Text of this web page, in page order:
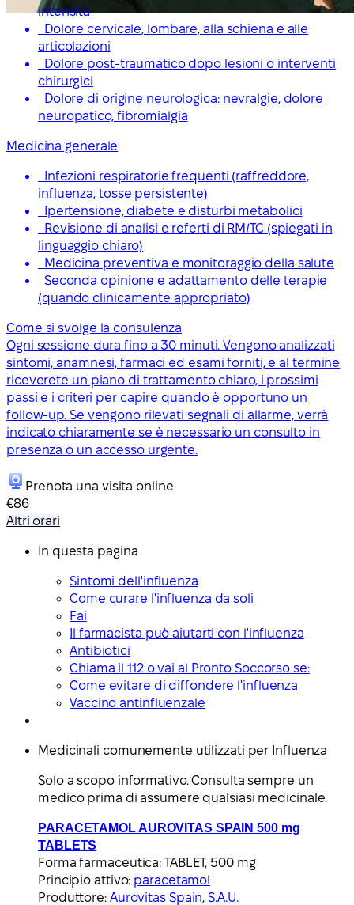
intensità
Dolore cervicale, lombare, alla schiena e alle
articolazioni
Dolore post-traumatico dopo lesioni o interventi
chirurgici
Dolore di origine neurologica: nevralgie, dolore
neuropatico, fibromialgia
Medicina generale
Infezioni respiratorie frequenti (raffreddore,
influenza, tosse persistente)
Ipertensione, diabete e disturbi metabolici
Revisione di analisi e referti di RM/TC (spiegati in
linguaggio chiaro)
Medicina preventiva e monitoraggio della salute
Seconda opinione e adattamento delle terapie
(quando clinicamente appropriato)
Come si svolge la consulenza
Ogni sessione dura fino a 30 minuti. Vengono analizzati
sintomi, anamnesi, farmaci ed esami forniti, e al termine
riceverete un piano di trattamento chiaro, i prossimi
passi e i criteri per capire quando è opportuno un
follow-up. Se vengono rilevati segnali di allarme, verrà
indicato chiaramente se è necessario un consulto in
presenza o un accesso urgente.
Prenota una visita online
€86
Altri orari
In questa pagina
Sintomi dell'influenza
Come curare l'influenza da soli
Fai
Il farmacista può aiutarti con l'influenza
Antibiotici
Chiama il 112 o vai al Pronto Soccorso se:
Come evitare di diffondere l'influenza
Vaccino antinfluenzale
Medicinali comunemente utilizzati per Influenza
Solo a scopo informativo. Consulta sempre un
medico prima di assumere qualsiasi medicinale.
PARACETAMOL AUROVITAS SPAIN 500 mg
TABLETS
Forma farmaceutica: TABLET, 500 mg
Principio attivo: paracetamol
Produttore: Aurovitas Spain, S.A.U.